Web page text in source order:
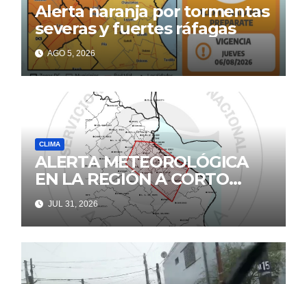
Alerta naranja por tormentas
severas y fuertes ráfagas
AGO 5, 2026
CLIMA
ALERTA METEOROLÓGICA
EN LA REGIÓN A CORTO
PLAZO
JUL 31, 2026